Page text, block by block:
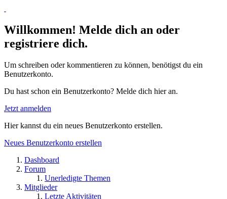
Willkommen! Melde dich an oder
registriere dich.
Um schreiben oder kommentieren zu können, benötigst du ein
Benutzerkonto.
Du hast schon ein Benutzerkonto? Melde dich hier an.
Jetzt anmelden
Hier kannst du ein neues Benutzerkonto erstellen.
Neues Benutzerkonto erstellen
Dashboard
Forum
Unerledigte Themen
Mitglieder
Letzte Aktivitäten